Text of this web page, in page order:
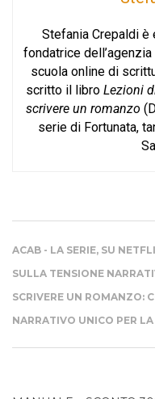
Stefania Crepaldi è
fondatrice
scuola online di
scritto il libro Lezioni
scrivere un romanzo
serie di Fortunata,
ACAB - LA SERIE, SU
SULLA TENSIONE
SCRIVERE UN ROMANZO:
NARRATIVO UNICO PER